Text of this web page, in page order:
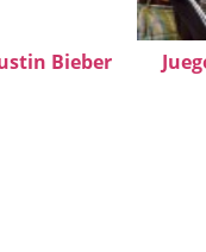
Bieber